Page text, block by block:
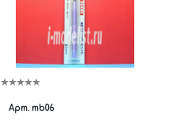
Арт. mb06